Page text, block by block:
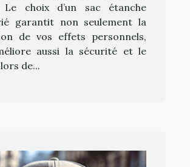
Le choix d’un sac étanche
garantit non seulement la
de vos effets personnels,
aussi la sécurité et le
de...